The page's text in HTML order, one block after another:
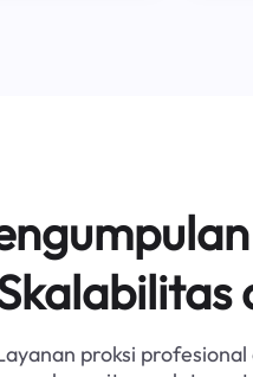
proksi